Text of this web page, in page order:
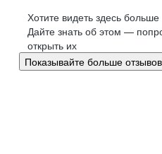
Великий Новгород
Омск
Орел
Хотите видеть здесь больше
Дайте знать об этом —
открыть их
Показывайте больше отзывов